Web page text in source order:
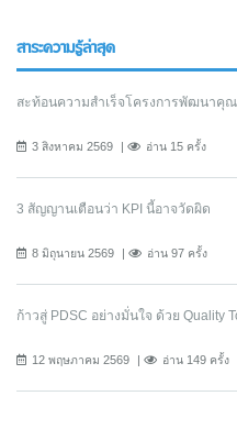
สาระความรู้ล่าสุด
สะท้อนความสำเร็จโครงการพัฒนาคุ
3 สิงหาคม 2569 อ่าน 15 ครั้ง
3 สัญญานเตือนว่า KPI นี้อาจวัดผิด
8 มิถุนายน 2569 อ่าน 97 ครั้ง
ก้าวสู่ PDSC อย่างมั่นใจ ด้วย Quality
12 พฤษภาคม 2569 อ่าน 149 ครั้ง